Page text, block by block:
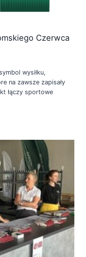
Czerwca
wysiłku,
na zawsze zapisały
łączy sportowe